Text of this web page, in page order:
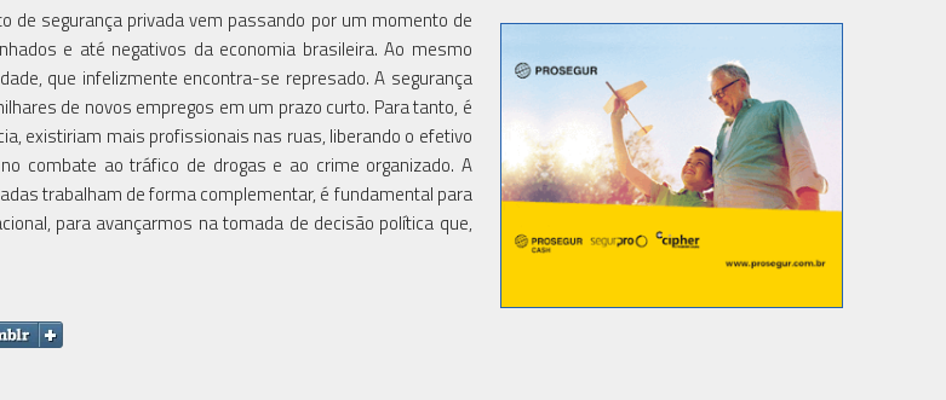
de segurança privada vem passando por um momento de
e até negativos da economia brasileira. Ao mesmo
que infelizmente encontra-se represado. A segurança
de novos empregos em um prazo curto. Para tanto, é
existiriam mais profissionais nas ruas, liberando o efetivo
combate ao tráfico de drogas e ao crime organizado. A
trabalham de forma complementar, é fundamental para
para avançarmos na tomada de decisão política que,